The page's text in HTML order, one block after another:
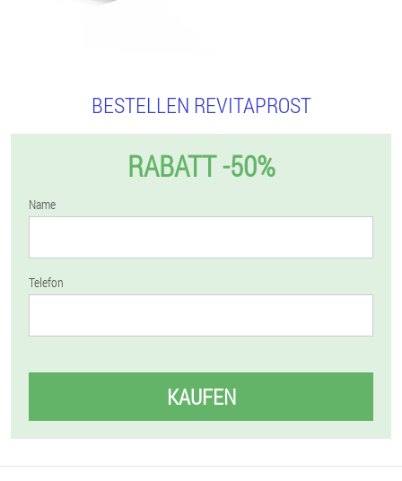
BESTELLEN REVITAPROST
RABATT -50%
Name
Telefon
KAUFEN